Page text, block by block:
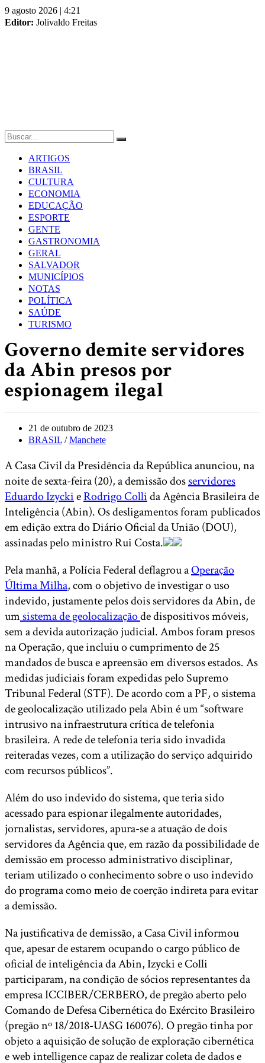
Skip
to
9 agosto 2026 | 4:21
Editor: Jolivaldo Freitas
ARTIGOS
BRASIL
CULTURA
ECONOMIA
EDUCAÇÃO
ESPORTE
GENTE
GASTRONOMIA
GERAL
SALVADOR
MUNICÍPIOS
NOTAS
POLÍTICA
SAÚDE
TURISMO
Governo demite servidores
da Abin presos por
espionagem ilegal
Post
published:
21 de outubro de 2023
Post
BRASIL / Manchete
A Casa Civil da Presidência da República anunciou, na
noite de sexta-feira (20), a demissão dosservidores
Eduardo IzyckieRodrigo Collida Agência Brasileira de
Inteligência (Abin). Os desligamentos foram publicados
em edição extra do Diário Oficial da União (DOU),
assinadas pelo ministro Rui Costa.
Pela manhã, a Polícia Federal deflagrou aOperação
Última Milha, com o objetivo de investigar o uso
indevido, justamente pelos dois servidores da Abin, de
umsistema de geolocalizaçãode dispositivos móveis,
sem a devida autorização judicial. Ambos foram presos
na Operação, que incluiu o cumprimento de 25
mandados de busca e apreensão em diversos estados. As
medidas judiciais foram expedidas pelo Supremo
Tribunal Federal (STF). De acordo com a PF, o sistema
de geolocalização utilizado pela Abin é um “software
intrusivo na infraestrutura crítica de telefonia
brasileira. A rede de telefonia teria sido invadida
reiteradas vezes, com a utilização do serviço adquirido
com recursos públicos”.
Além do uso indevido do sistema, que teria sido
acessado para espionar ilegalmente autoridades,
jornalistas, servidores, apura-se a atuação de dois
servidores da Agência que, em razão da possibilidade de
demissão em processo administrativo disciplinar,
teriam utilizado o conhecimento sobre o uso indevido
do programa como meio de coerção indireta para evitar
a demissão.
Na justificativa de demissão, a Casa Civil informou
que, apesar de estarem ocupando o cargo público de
oficial de inteligência da Abin, Izycki e Colli
participaram, na condição de sócios representantes da
empresa ICCIBER/CERBERO, de pregão aberto pelo
Comando de Defesa Cibernética do Exército Brasileiro
(pregão nº 18/2018-UASG 160076). O pregão tinha por
objeto a aquisição de solução de exploração cibernética
e web intelligence capaz de realizar coleta de dados e